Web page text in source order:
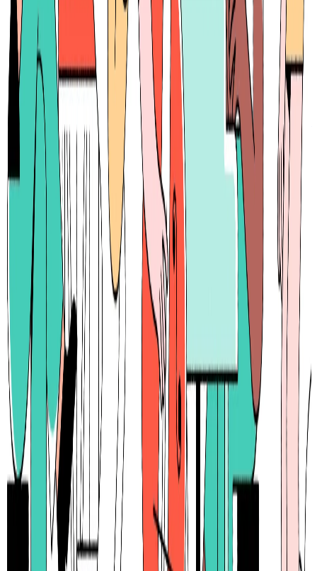
プロダクト
note
概要
noteは、個人や企業がテキスト、画像、音声、動画などの
コンテンツを作成・発行・販売できるプラットフォームで
す。クリエイターが自分の作品を公開し、読者と直接つなが
ることができます。
BtoC
10→100（プロダクト拡大）
募集中の求人情報
【エンタープライズ事業】事業開発
東京都 千代田区